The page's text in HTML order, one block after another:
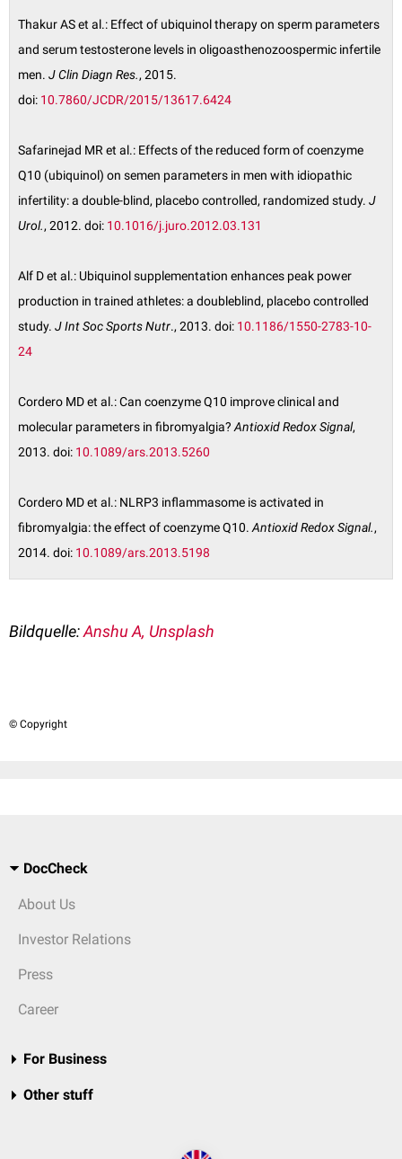
Thakur AS et al.: Effect of ubiquinol therapy on sperm parameters
and serum testosterone levels in oligoasthenozoospermic infertile
men. J Clin Diagn Res., 2015.
doi: 10.7860/JCDR/2015/13617.6424
Safarinejad MR et al.: Effects of the reduced form of coenzyme
Q10 (ubiquinol) on semen parameters in men with idiopathic
infertility: a double-blind, placebo controlled, randomized study. J
Urol., 2012. doi: 10.1016/j.juro.2012.03.131
Alf D et al.: Ubiquinol supplementation enhances peak power
production in trained athletes: a doubleblind, placebo controlled
study. J Int Soc Sports Nutr., 2013. doi: 10.1186/1550-2783-10-
24
Cordero MD et al.: Can coenzyme Q10 improve clinical and
molecular parameters in fibromyalgia?Antioxid Redox Signal,
2013. doi: 10.1089/ars.2013.5260
Cordero MD et al.: NLRP3 inflammasome is activated in
fibromyalgia: the effect of coenzyme Q10.Antioxid Redox Signal.,
2014. doi: 10.1089/ars.2013.5198
Bildquelle:Anshu A, Unsplash
© Copyright
DocCheck
About Us
Investor Relations
Press
Career
For Business
Other stuff